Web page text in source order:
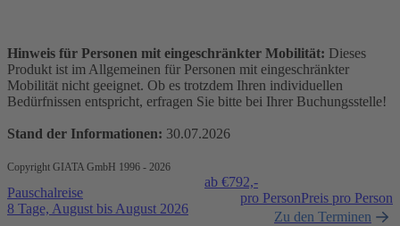
Hinweis für Personen mit eingeschränkter Mobilität: Dieses
Produkt ist im Allgemeinen für Personen mit eingeschränkter
Mobilität nicht geeignet. Ob es trotzdem Ihren individuellen
Bedürfnissen entspricht, erfragen Sie bitte bei Ihrer Buchungsstelle!
Stand der Informationen: 30.07.2026
Copyright GIATA GmbH 1996 - 2026
Pauschalreise
8 Tage, August bis August 2026
ab €792,-
pro PersonPreis pro Person
Zu den Terminen